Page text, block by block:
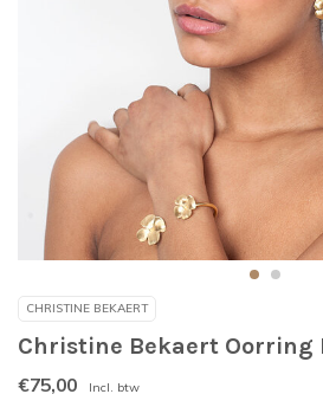
CHRISTINE BEKAERT
Christine Bekaert Oorring
€75,00 Incl. btw